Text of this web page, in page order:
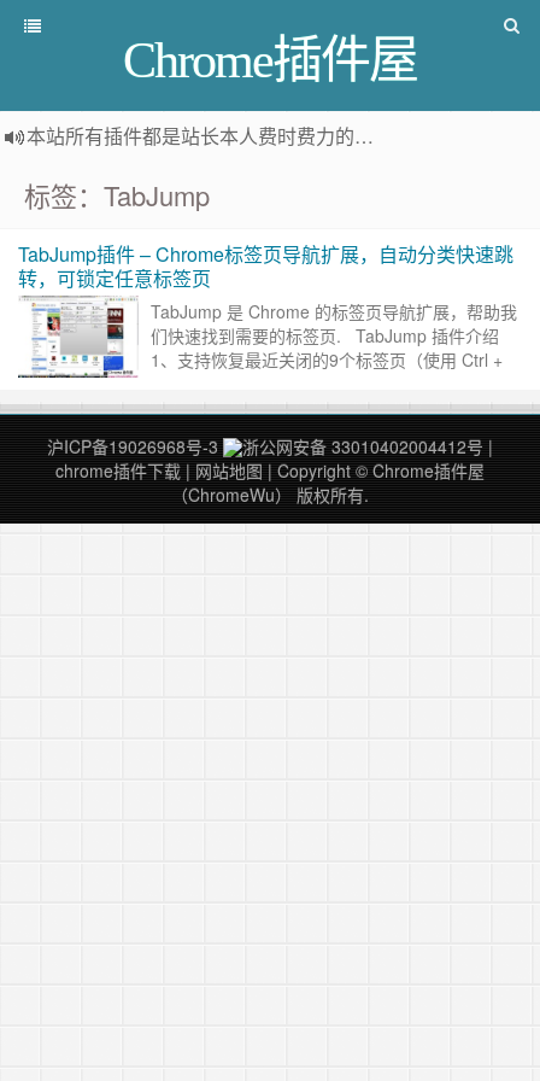
Chrome插件屋
本站所有插件都是站长本人费时费力的人工筛选推荐
标签：TabJump
TabJump插件 – Chrome标签页导航扩展，自动分类快速跳
转，可锁定任意标签页
TabJump 是 Chrome 的标签页导航扩展，帮助我
们快速找到需要的标签页. TabJump 插件介绍
1、支持恢复最近关闭的9个标签页（使用 Ctrl +
沪ICP备19026968号-3 浙公网安备 33010402004412号 |
chrome插件下载 | 网站地图 | Copyright © Chrome插件屋
（ChromeWu） 版权所有.